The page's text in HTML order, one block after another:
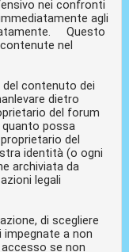
nei confronti
agli
Questo
nel
del contenuto dei
dietro
del forum
possa
del
identità (o ogni
archiviata da
legali
di scegliere
a non
se non